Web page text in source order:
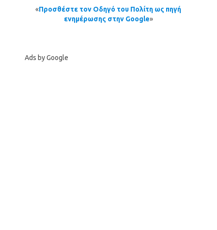
«Προσθέστε τον Οδηγό του Πολίτη ως πηγή
ενημέρωσης στην Google»
Ads by Google